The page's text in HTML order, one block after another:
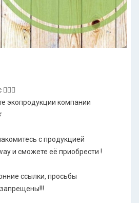
экопродукции компании
с продукцией
и сможете её приобрести !
ссылки, просьбы